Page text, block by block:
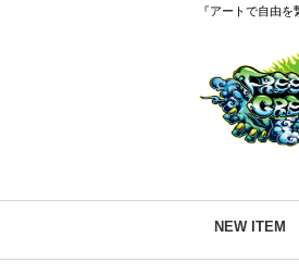
『アートで自由
NEW ITEM